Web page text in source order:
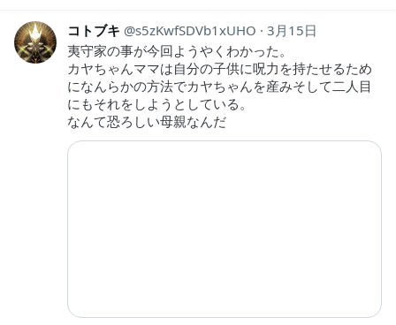
コトブキ s5zKwfSDVb1xUHO
3月15日
夷守家の事が今回ようやくわかった。
カヤちゃんママは自分の子供に呪力を持たせるため
になんらかの方法でカヤちゃんを産みそして二人目
にもそれをしようとしている。
なんて恐ろしい母親なんだ